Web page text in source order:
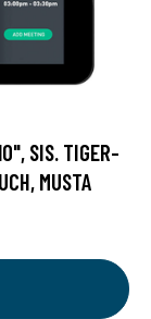
SIS. TIGER-
MUSTA